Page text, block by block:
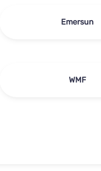
Emersun
WMF